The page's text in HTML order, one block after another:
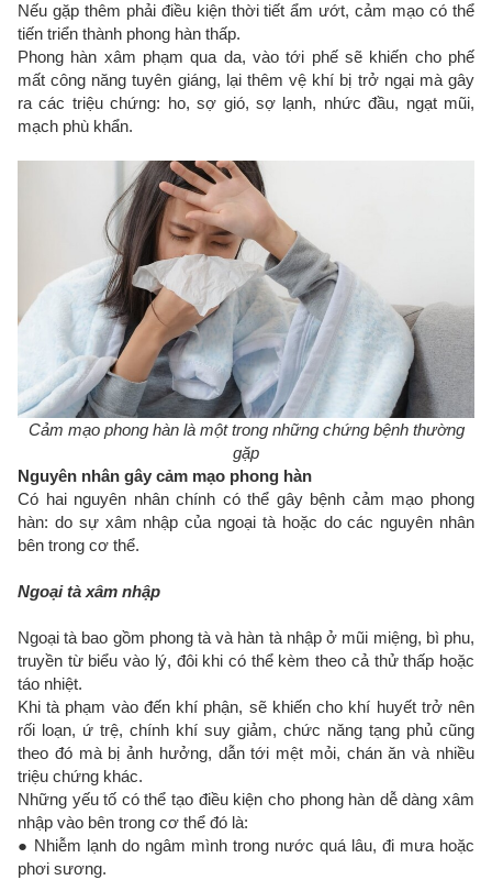
Nếu gặp thêm phải điều kiện thời tiết ẩm ướt, cảm mạo có thể
tiến triển thành phong hàn thấp.
Phong hàn xâm phạm qua da, vào tới phế sẽ khiến cho phế
mất công năng tuyên giáng, lại thêm vệ khí bị trở ngại mà gây
ra các triệu chứng: ho, sợ gió, sợ lạnh, nhức đầu, ngạt mũi,
mạch phù khẩn.
Cảm mạo phong hàn là một trong những chứng bệnh thường
gặp
Nguyên nhân gây cảm mạo phong hàn
Có hai nguyên nhân chính có thể gây bệnh cảm mạo phong
hàn: do sự xâm nhập của ngoại tà hoặc do các nguyên nhân
bên trong cơ thể.
Ngoại tà xâm nhập
Ngoại tà bao gồm phong tà và hàn tà nhập ở mũi miệng, bì phu,
truyền từ biểu vào lý, đôi khi có thể kèm theo cả thử thấp hoặc
táo nhiệt.
Khi tà phạm vào đến khí phận, sẽ khiến cho khí huyết trở nên
rối loạn, ứ trệ, chính khí suy giảm, chức năng tạng phủ cũng
theo đó mà bị ảnh hưởng, dẫn tới mệt mỏi, chán ăn và nhiều
triệu chứng khác.
Những yếu tố có thể tạo điều kiện cho phong hàn dễ dàng xâm
nhập vào bên trong cơ thể đó là:
● Nhiễm lạnh do ngâm mình trong nước quá lâu, đi mưa hoặc
phơi sương.